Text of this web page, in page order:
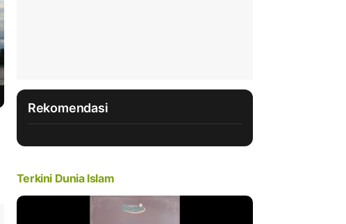
Rekomendasi
Terkini Dunia Islam